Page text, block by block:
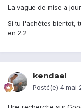
La vague de mise a
Si tu l'achètes bientot,
en 2.2
kendael
Posté(e) 4 mai